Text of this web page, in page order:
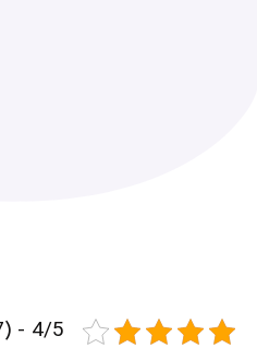
4/5 - (7 امتیاز)